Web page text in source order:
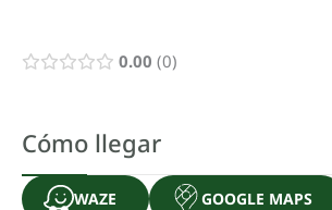
0.00 0
Cómo llegar
WAZE GOOGLE MAPS